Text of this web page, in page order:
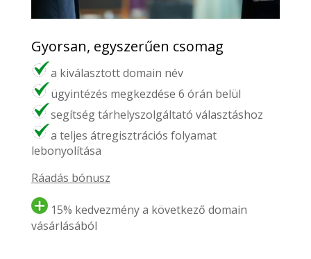
Gyorsan, egyszerűen csomag
a kiválasztott domain név
ügyintézés megkezdése 6 órán belül
segítség tárhelyszolgáltató választáshoz
a teljes átregisztrációs folyamat
lebonyolítása
Ráadás bónusz
15% kedvezmény a következő domain
vásárlásából